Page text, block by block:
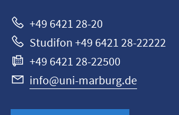
+49 6421 28-20
Studifon +49 6421 28-22222
+49 6421 28-22500
info@uni-marburg.de